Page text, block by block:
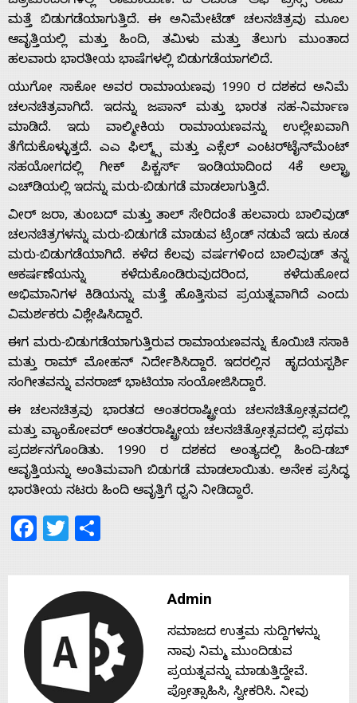
Home
About
Us
Advertise
With
s
Contact
Us
ಮತ್ತೆ ಬಿಡುಗಡೆಯಾಗುತ್ತಿದೆ. ಈ ಅನಿಮೇಟೆಡ್ ಚಲನಚಿತ್ರವು ಮೂಲ
ಆವೃತ್ತಿಯಲ್ಲಿ ಮತ್ತು ಹಿಂದಿ, ತಮಿಳು ಮತ್ತು ತೆಲುಗು ಮುಂತಾದ
ಹಲವಾರು ಭಾರತೀಯ ಭಾಷೆಗಳಲ್ಲಿ ಬಿಡುಗಡೆಯಾಗಲಿದೆ.
ಯುಗೋ ಸಾಕೋ ಅವರ ರಾಮಾಯಣವು 1990 ರ ದಶಕದ ಅನಿಮೆ
ಚಲನಚಿತ್ರವಾಗಿದೆ. ಇದನ್ನು ಜಪಾನ್ ಮತ್ತು ಭಾರತ ಸಹ-ನಿರ್ಮಾಣ
ಮಾಡಿದೆ. ಇದು ವಾಲ್ಮೀಕಿಯ ರಾಮಾಯಣವನ್ನು ಉಲ್ಲೇಖವಾಗಿ
ತೆಗೆದುಕೊಳ್ಳುತ್ತದೆ. ಎಎ ಫಿಲ್ಮ್ಸ್ ಮತ್ತು ಎಕ್ಸೆಲ್ ಎಂಟರ್‌ಟೈನ್‌ಮೆಂಟ್
ಸಹಯೋಗದಲ್ಲಿ ಗೀಕ್ ಪಿಕ್ಚರ್ಸ್ ಇಂಡಿಯಾದಿಂದ 4ಕೆ ಅಲ್ಟ್ರಾ
ಎಚ್‌ಡಿಯಲ್ಲಿ ಇದನ್ನು ಮರು-ಬಿಡುಗಡೆ ಮಾಡಲಾಗುತ್ತಿದೆ.
ವೀರ್ ಜರಾ, ತುಂಬದ್ ಮತ್ತು ತಾಲ್ ಸೇರಿದಂತೆ ಹಲವಾರು ಬಾಲಿವುಡ್
ಚಲನಚಿತ್ರಗಳನ್ನು ಮರು-ಬಿಡುಗಡೆ ಮಾಡುವ ಟ್ರೆಂಡ್‌ ನಡುವೆ ಇದು ಕೂಡ
ಮರು-ಬಿಡುಗಡೆಯಾಗಿದೆ. ಕಳೆದ ಕೆಲವು ವರ್ಷಗಳಿಂದ ಬಾಲಿವುಡ್ ತನ್ನ
ಆಕರ್ಷಣೆಯನ್ನು ಕಳೆದುಕೊಂಡಿರುವುದರಿಂದ, ಕಳೆದುಹೋದ
ಅಭಿಮಾನಿಗಳ ಕಿಡಿಯನ್ನು ಮತ್ತೆ ಹೊತ್ತಿಸುವ ಪ್ರಯತ್ನವಾಗಿದೆ ಎಂದು
ವಿಮರ್ಶಕರು ವಿಶ್ಲೇಷಿಸಿದ್ದಾರೆ.
ಈಗ ಮರು-ಬಿಡುಗಡೆಯಾಗುತ್ತಿರುವ ರಾಮಾಯಣವನ್ನು ಕೊಯಿಚಿ ಸಸಾಕಿ
ಮತ್ತು ರಾಮ್ ಮೋಹನ್ ನಿರ್ದೇಶಿಸಿದ್ದಾರೆ. ಇದರಲ್ಲಿನ ಹೃದಯಸ್ಪರ್ಶಿ
ಸಂಗೀತವನ್ನು ವನರಾಜ್ ಭಾಟಿಯಾ ಸಂಯೋಜಿಸಿದ್ದಾರೆ.
ಈ ಚಲನಚಿತ್ರವು ಭಾರತದ ಅಂತರರಾಷ್ಟ್ರೀಯ ಚಲನಚಿತ್ರೋತ್ಸವದಲ್ಲಿ
ಮತ್ತು ವ್ಯಾಂಕೋವರ್ ಅಂತರರಾಷ್ಟ್ರೀಯ ಚಲನಚಿತ್ರೋತ್ಸವದಲ್ಲಿ ಪ್ರಥಮ
ಪ್ರದರ್ಶನಗೊಂಡಿತು. 1990 ರ ದಶಕದ ಅಂತ್ಯದಲ್ಲಿ ಹಿಂದಿ-ಡಬ್
ಆವೃತ್ತಿಯನ್ನು ಅಂತಿಮವಾಗಿ ಬಿಡುಗಡೆ ಮಾಡಲಾಯಿತು. ಅನೇಕ ಪ್ರಸಿದ್ಧ
ಭಾರತೀಯ ನಟರು ಹಿಂದಿ ಆವೃತ್ತಿಗೆ ಧ್ವನಿ ನೀಡಿದ್ದಾರೆ.
Facebook
Twitter
Admin
ಸಮಾಜದ ಉತ್ತಮ ಸುದ್ದಿಗಳನ್ನು
ನಾವು ನಿಮ್ಮ ಮುಂದಿಡುವ
ಪ್ರಯತ್ನವನ್ನು ಮಾಡುತ್ತಿದ್ದೇವೆ.
ಪ್ರೋತ್ಸಾಹಿಸಿ, ಸ್ವೀಕರಿಸಿ. ನೀವು